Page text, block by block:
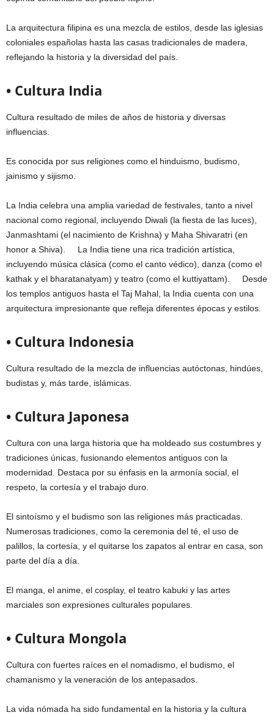
La arquitectura filipina es una mezcla de estilos, desde las iglesias
coloniales españolas hasta las casas tradicionales de madera,
reflejando la historia y la diversidad del país.
• Cultura India
Cultura resultado de miles de años de historia y diversas
influencias.
Es conocida por sus religiones como el hinduismo, budismo,
jainismo y sijismo.
La India celebra una amplia variedad de festivales, tanto a nivel
nacional como regional, incluyendo Diwali (la fiesta de las luces),
Janmashtami (el nacimiento de Krishna) y Maha Shivaratri (en
honor a Shiva). La India tiene una rica tradición artística,
incluyendo música clásica (como el canto védico), danza (como el
kathak y el bharatanatyam) y teatro (como el kuttiyattam). Desde
los templos antiguos hasta el Taj Mahal, la India cuenta con una
arquitectura impresionante que refleja diferentes épocas y estilos.
• Cultura Indonesia
Cultura resultado de la mezcla de influencias autóctonas, hindúes,
budistas y, más tarde, islámicas.
• Cultura Japonesa
Cultura con una larga historia que ha moldeado sus costumbres y
tradiciones únicas, fusionando elementos antiguos con la
modernidad. Destaca por su énfasis en la armonía social, el
respeto, la cortesía y el trabajo duro.
El sintoísmo y el budismo son las religiones más practicadas.
Numerosas tradiciones, como la ceremonia del té, el uso de
palillos, la cortesía, y el quitarse los zapatos al entrar en casa, son
parte del día a día.
El manga, el anime, el cosplay, el teatro kabuki y las artes
marciales son expresiones culturales populares.
• Cultura Mongola
Cultura con fuertes raíces en el nomadismo, el budismo, el
chamanismo y la veneración de los antepasados.
La vida nómada ha sido fundamental en la historia y la cultura